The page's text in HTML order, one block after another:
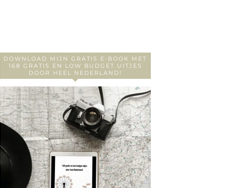
DOWNLOAD MIJN GRATIS E-BOOK MET
168 GRATIS EN LOW BUDGET UITJES
DOOR HEEL NEDERLAND!